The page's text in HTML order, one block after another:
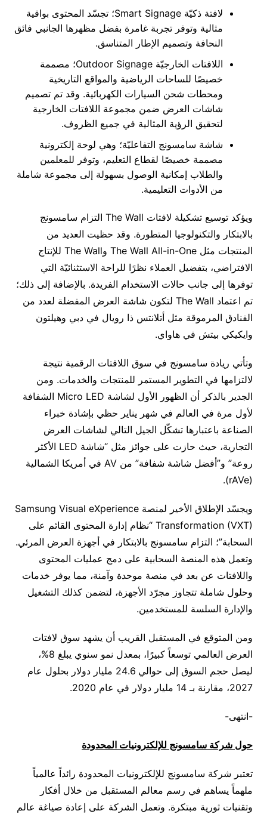
لافتة ذكيّة Smart Signage؛ تجسّد المحتوى بواقية
مثالية وتوفر تجربة غامرة بفضل مظهرها الجانبي فائق
النحافة وتصميم الإطار المتناسق.
اللافتات الخارجيّة Outdoor Signage؛ مصممة
خصيصًا للساحات الرياضية والمواقع التاريخية
ومحطات شحن السيارات الكهربائية. وقد تم تصميم
شاشات العرض ضمن مجموعة اللافتات الخارجية
لتحقيق الرؤية المثالية في جميع الظروف.
شاشة سامسونج التفاعليّة؛ وهي لوحة إلكترونية
مصممة خصيصًا لقطاع التعليم، وتوفر للمعلمين
والطلاب إمكانية الوصول بسهولة إلى مجموعة شاملة
من الأدوات التعليمية.
ويؤكد توسيع تشكيلة لافتات The Wall التزام سامسونج
بالابتكار والتكنولوجيا المتطورة. وقد حظيت العديد من
المنتجات مثل The Wall All-in-One وThe Wall للإنتاج
الافتراضي، بتفضيل العملاء نظرًا للراحة الاستثنائيّة التي
توفرها إلى جانب حالات الاستخدام الفريدة. بالإضافة إلى ذلك؛
تم اعتماد The Wall لتكون شاشة العرض المفضلة لعدد من
الفنادق المرموقة مثل أتلانتس ذا رويال في دبي وهيلتون
وايكيكي بيتش في هاواي.
وتأتي ريادة سامسونج في سوق اللافتات الرقمية نتيجة
لالتزامها في التطوير المستمر للمنتجات والخدمات. ومن
الجدير بالذكر أن الظهور الأول لشاشة Micro LED الشفافة
لأول مرة في العالم في شهر يناير حظي بإشادة خبراء
الصناعة باعتبارها تشكّل الجيل التالي لشاشات العرض
التجارية، حيث حازت على جوائز مثل “شاشة LED الأكثر
روعة” و”أفضل شاشة شفافة” من AV في أمريكا الشمالية
(rAVe).
ويجسّد الإطلاق الأخير لمنصة Samsung Visual eXperience
Transformation (VXT) “نظام إدارة المحتوى القائم على
السحابة”؛ التزام سامسونج بالابتكار في أجهزة العرض المرئي.
وتعمل هذه المنصة السحابية على دمج عمليات المحتوى
واللافتات عن بعد في منصة موحدة وآمنة، مما يوفر خدمات
وحلول شاملة تتجاوز مجرّد الأجهزة، لتضمن كذلك التشغيل
والإدارة السلسة للمستخدمين.
ومن المتوقع في المستقبل القريب أن يشهد سوق لافتات
العرض العالمي توسعاً كبيرًا، بمعدل نمو سنوي يبلغ 8%،
ليصل حجم السوق إلى حوالي 24.6 مليار دولار بحلول عام
2027، مقارنة بـ 14 مليار دولار في عام 2020.
-انتهى-
حول شركة سامسونج للإلكترونيات المحدودة
تعتبر شركة سامسونج للإلكترونيات المحدودة رائداً عالمياً
ملهماً يساهم في رسم معالم المستقبل من خلال أفكار
وتقنيات ثورية مبتكرة. وتعمل الشركة على إعادة صياغة عالم